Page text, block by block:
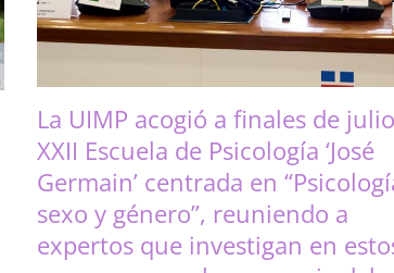
La UIMP acogió a finales de
XXII Escuela de Psicología ‘José
Germain’ centrada en
sexo y género”, reuniendo a
expertos que investigan en